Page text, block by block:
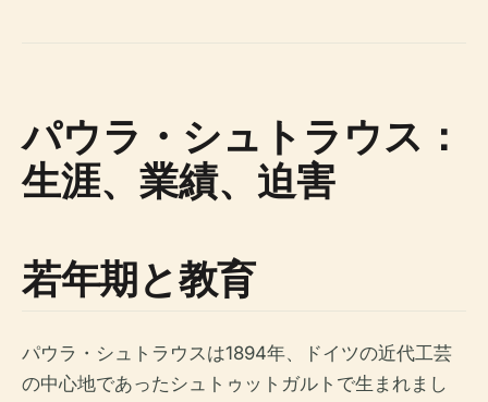
パウラ・シュトラウス：
生涯、業績、迫害
若年期と教育
パウラ・シュトラウスは1894年、ドイツの近代工芸
の中心地であったシュトゥットガルトで生まれまし